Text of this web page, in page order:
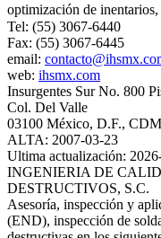
optimización de
Tel: (55) 3067-6440
Fax: (55) 3067-6445
email:
web: ihsmx.com
Insurgentes Sur No. 800
Col. Del Valle
03100 México, D.F.,
ALTA: 2007-03-23
Ultima actualización:
INGENIERIA DE
DESTRUCTIVOS, S.C.
Asesoría, inspección y
(END), inspección de